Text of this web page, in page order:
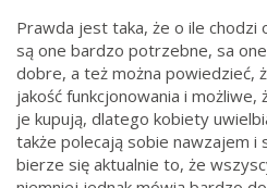
Prawda jest taka, że o ile chodzi
są one bardzo potrzebne, sa
dobre, a też można powiedzieć,
jakość funkcjonowania i
je kupują, dlatego kobiety
także polecają sobie nawzajem i
bierze się aktualnie to, że